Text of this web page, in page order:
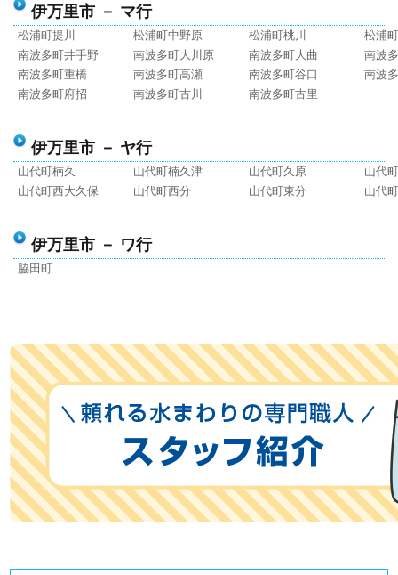
伊万里市 － マ行
松浦町提川 松浦町中野原 松浦町桃川
松浦
南波多町井手野
南波多町大川原 南波多町大曲
南波
南波多町重橋
南波多町高瀬 南波多町谷口
南波
南波多町府招
南波多町古川 南波多町古里
伊万里市 － ヤ行
山代町楠久 山代町楠久津 山代町久原
山代
山代町西大久保
山代町西分 山代町東分 山代
伊万里市 － ワ行
脇田町